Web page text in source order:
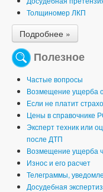
Толщиномер ЛКП
Подробнее »
Полезное
Частые вопросы
Возмещение ущерба
Если не платит
Цены в справочнике
Эксперт техник или
после ДТП
Возмещение ущерба
Износ и его расчет
Телеграммы,
Досудебная